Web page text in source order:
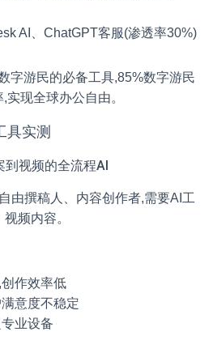
AI、ChatGPT客服(渗透率30%)
字游民的必备工具,85%数字游民
现全球办公自由。
具实测
到视频的全流程AI
由撰稿人、内容创作者,需要AI工
频内容。
作效率低
意度不稳定
业设备